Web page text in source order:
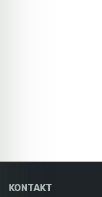
KONTAKT